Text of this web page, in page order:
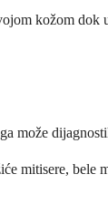
kožom
može
mitisere,